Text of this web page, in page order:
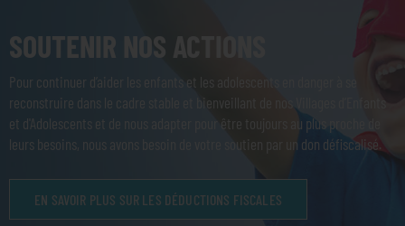
SOUTENIR NOS ACTIONS
Pour continuer d’aider les enfants et les adolescents en danger à se
reconstruire dans le cadre stable et bienveillant de nos Villages d’Enfants
et d'Adolescents et de nous adapter pour être toujours au plus proche de
leurs besoins, nous avons besoin de votre soutien par un don défiscalisé.
EN SAVOIR PLUS SUR LES DÉDUCTIONS FISCALES